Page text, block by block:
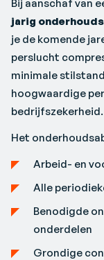
Bij aanschaf van
jarig
je de komende
perslucht
minimale
hoogwaardige
bedrijfszekerheid.
Het
Arbeid- en
Alle
Benodigde
onderdelen
Grondige